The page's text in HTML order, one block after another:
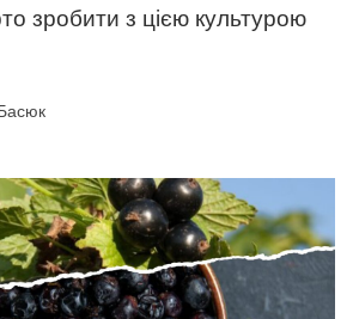
зробити з цією культурою